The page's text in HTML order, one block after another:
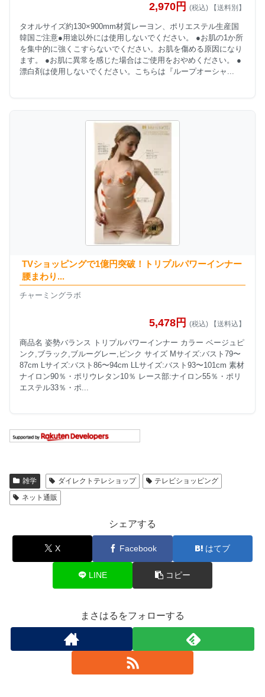
2,970円 (税込) 【送料別】
タオルサイズ約130×900mm材質レーヨン、ポリエステル生産国
韓国ご注意●用途以外には使用しないでください。 ●お肌の1か所
を集中的に強くこすらないでください。お肌を傷める原因になり
ます。 ●お肌に異常を感じた場合はご使用をおやめください。 ●
漂白剤は使用しないでください。こちらは『ループオーシャ...
TVショッピングで1億円突破！トリプルパワーインナー
腰まわり...
チャーミングラボ
5,478円 (税込) 【送料込】
商品名 姿勢バランス トリプルパワーインナー カラー ベージュピ
ンク,ブラック,ブルーグレー,ピンク サイズ Mサイズ:バスト79〜
87cm Lサイズ:バスト86〜94cm LLサイズ:バスト93〜101cm 素材
ナイロン90％・ポリウレタン10％ レース部:ナイロン55％・ポリ
エステル33％・ポ...
雑学 ダイレクトテレショップ
テレビショッピング
ネット通販
シェアする
X Facebook はてブ
LINE コピー
まさはるをフォローする